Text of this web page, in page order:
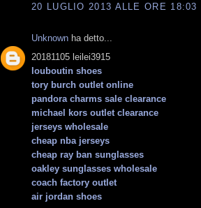
20 LUGLIO 2013 ALLE ORE 18:03
Unknown ha detto...
20181105 leilei3915
louboutin shoes
tory burch outlet online
pandora charms sale clearance
michael kors outlet clearance
jerseys wholesale
cheap nba jerseys
cheap ray ban sunglasses
oakley sunglasses wholesale
coach factory outlet
air jordan shoes